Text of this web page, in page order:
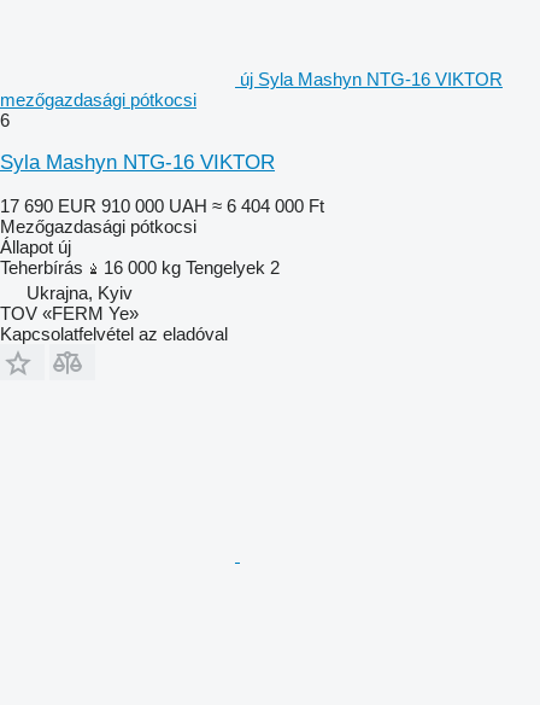
új Syla Mashyn NTG-16 VIKTOR
mezőgazdasági pótkocsi
6
Syla Mashyn NTG-16 VIKTOR
17 690 EUR 910 000 UAH ≈ 6 404 000 Ft
Mezőgazdasági pótkocsi
Állapot új
Teherbírás
16 000 kg Tengelyek 2
Ukrajna, Kyiv
TOV «FERM Ye»
Kapcsolatfelvétel az eladóval